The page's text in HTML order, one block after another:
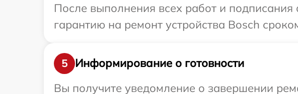
После выполнения всех работ и
гарантию на ремонт устройства Bosch
5
Информирование о готовности
Вы получите уведомление о завершении